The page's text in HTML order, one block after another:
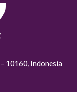
10160, Indonesia